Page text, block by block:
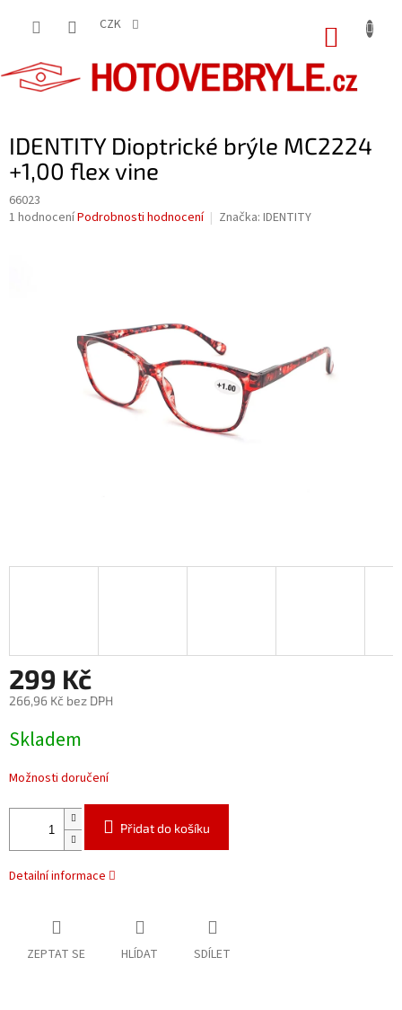
CZK
IDENTITY Dioptrické brýle MC2224
+1,00 flex vine
66023
Průměrné
1 hodnoceníPodrobnosti hodnocení Značka: IDENTITY
299 Kč
266,96 Kč bez DPH
cena:
Skladem
Možnosti doručení
Přidat do košíku
Detailní informace
ZEPTAT SE HLÍDAT SDÍLET